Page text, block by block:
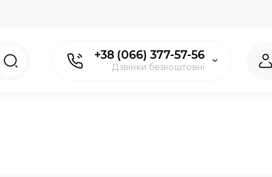
+38 (066) 377-57-56
Дзвінки безкоштовні